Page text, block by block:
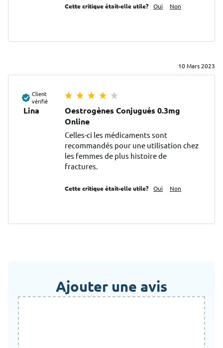
Cette critique était-elle utile? Oui Non
10 Mars 2023
Client
vérifié
Lina
Oestrogènes Conjugués 0.3mg
Online
Celles-ci les médicaments sont
recommandés pour une utilisation chez
les femmes de plus histoire de
fractures.
Cette critique était-elle utile? Oui Non
Ajouter une avis